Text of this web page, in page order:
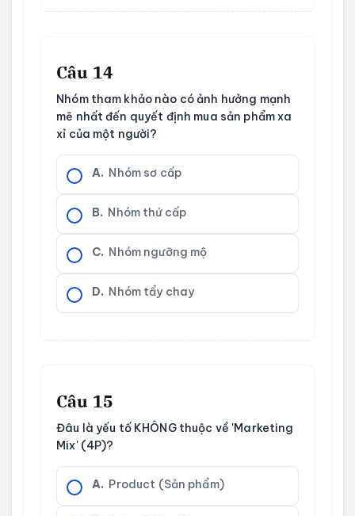
Câu 14
Nhóm tham khảo nào có ảnh hưởng mạnh
mẽ nhất đến quyết định mua sản phẩm xa
xỉ của một người?
A. Nhóm sơ cấp
B. Nhóm thứ cấp
C. Nhóm ngưỡng mộ
D. Nhóm tẩy chay
Câu 15
Đâu là yếu tố KHÔNG thuộc về 'Marketing
Mix' (4P)?
A. Product (Sản phẩm)